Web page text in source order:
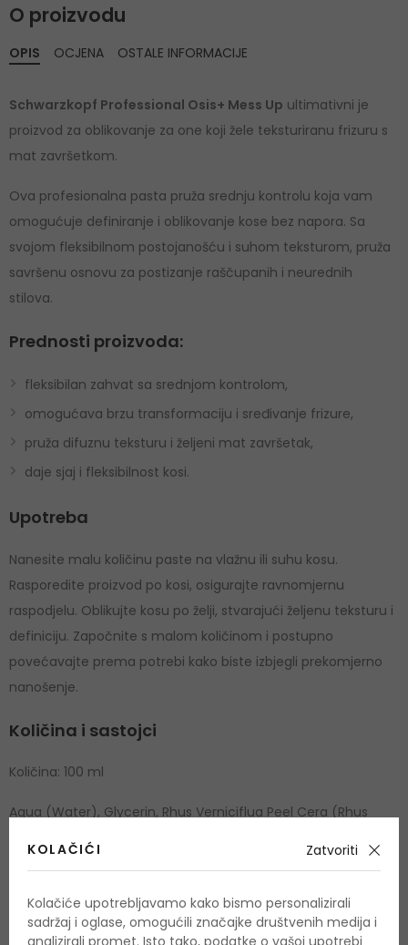
O proizvodu
OPIS
Schwarzkopf Professional Osis+ Mess Up ultimativni je
proizvod za oblikovanje za one koji žele teksturiranu frizuru s
mat završetkom.
Ova profesionalna pasta pruža srednju kontrolu koja vam
omogućuje definiranje i oblikovanje kose bez napora. Sa
svojom fleksibilnom postojanošću i suhom teksturom, pruža
savršenu osnovu za postizanje raščupanih i neurednih
stilova.
Prednosti proizvoda:
fleksibilan zahvat sa srednjom kontrolom,
omogućava brzu transformaciju i sređivanje frizure,
pruža difuznu teksturu i željeni mat završetak,
daje sjaj i fleksibilnost kosi.
Upotreba
Nanesite malu količinu paste na vlažnu ili suhu kosu.
Rasporedite proizvod po kosi, osigurajte ravnomjernu
raspodjelu. Oblikujte kosu po želji, stvarajući željenu teksturu i
definiciju. Započnite s malom količinom i postupno
povećavajte prema potrebi kako biste izbjegli prekomjerno
nanošenje.
Količina i sastojci
Količina: 100 ml
Aqua (Water), Glycerin, Rhus Verniciflua Peel Cera (Rhus
verniciflua Peel Wax), Glyceryl Stearate SE, Cera Carnauba
Acid, Sorbitol, Parfum (Fragrance), Phenoxyethanol, Benzyl
Alcohol, Hydrogenated Castor Oil, 1,2-Hexanediol, Caprylyl
OCJENA OSTALE INFORMACIJE
KOLAČIĆI Zatvoriti
Kolačiće upotrebljavamo kako bismo personalizirali
sadržaj i oglase, omogućili značajke društvenih medija i
analizirali promet. Isto tako, podatke o vašoj upotrebi